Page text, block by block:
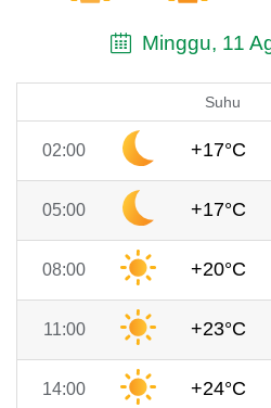
Minggu, 11
Suhu
02:00 +17°C
05:00 +17°C
08:00 +20°C
11:00 +23°C
14:00 +24°C